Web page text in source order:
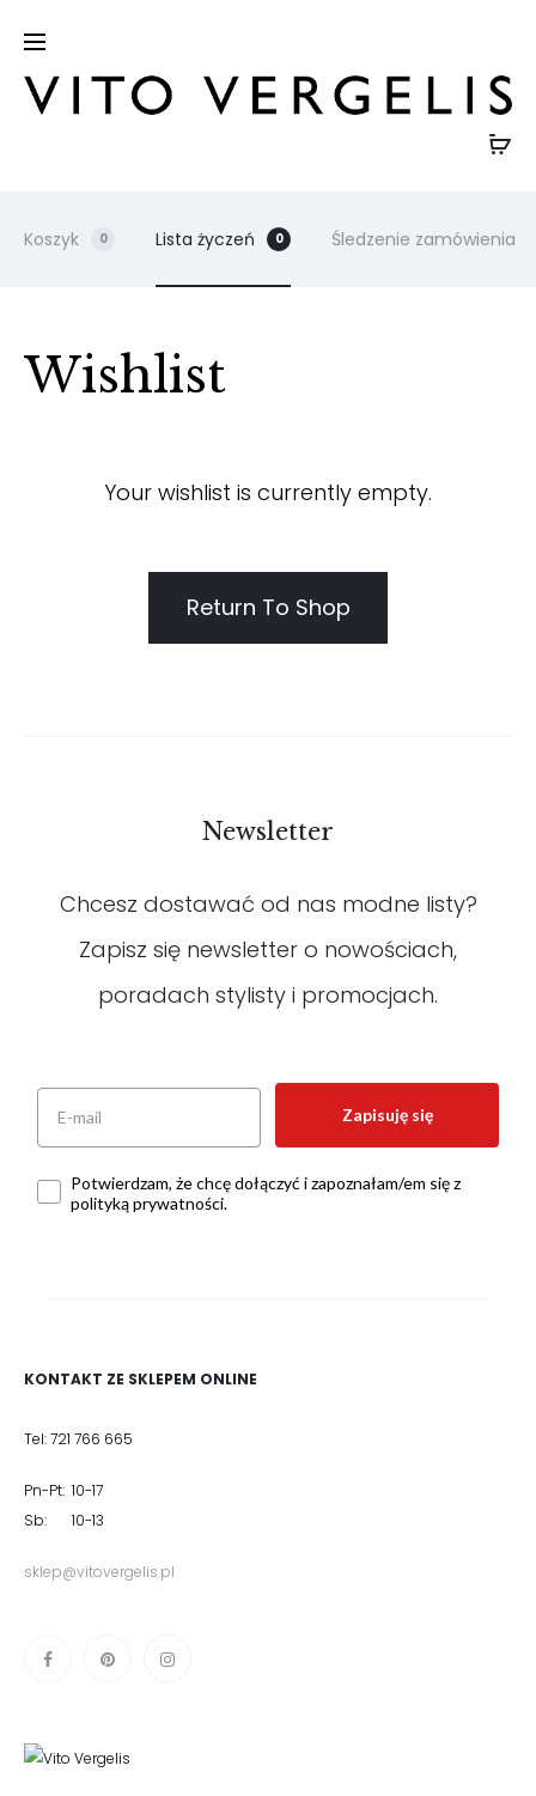
Koszyk 0 Lista życzeń 0 Śledzenie zamówienia
Wishlist
Your wishlist is currently empty.
Return To Shop
Newsletter
Chcesz dostawać od nas modne listy?
Zapisz się newsletter o nowościach,
poradach stylisty i promocjach.
Zapisuję się
Potwierdzam, że chcę dołączyć i zapoznałam/em się z
polityką prywatności.
KONTAKT ZE SKLEPEM ONLINE
Tel: 721 766 665
Pn-Pt: 10-17
Sb: 10-13
sklep@vitovergelis.pl